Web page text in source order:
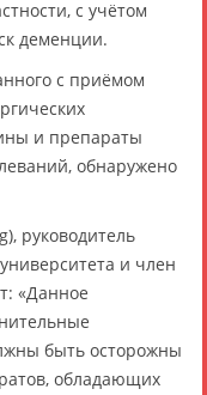
с учётом
деменции.
с приёмом
и препараты
обнаружено
руководитель
и член
«Данное
быть осторожны
обладающих